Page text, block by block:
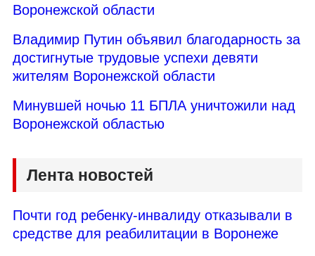
Воронежской области
Владимир Путин объявил благодарность за
достигнутые трудовые успехи девяти
жителям Воронежской области
Минувшей ночью 11 БПЛА уничтожили над
Воронежской областью
Лента новостей
Почти год ребенку-инвалиду отказывали в
средстве для реабилитации в Воронеже